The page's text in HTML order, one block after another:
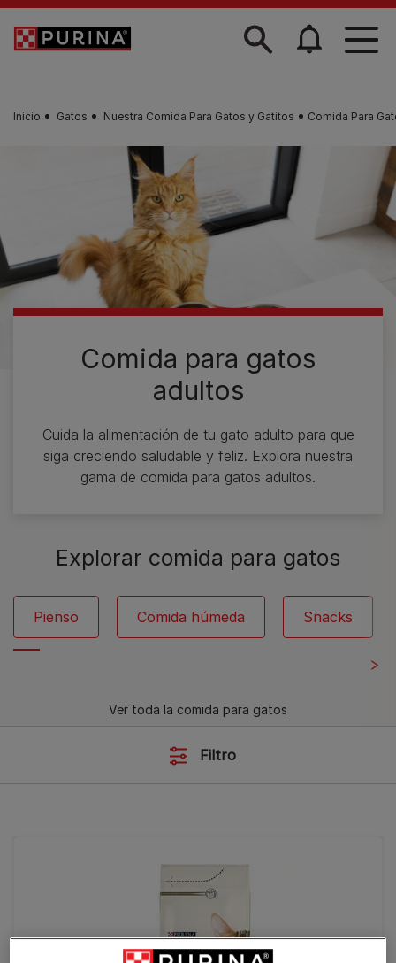
Skip to main content
Inicio Gatos Nuestra Comida Para Gatos y Gatitos Comida Para
Comida para gatos
adultos
Cuida la alimentación de tu gato adulto para que
siga creciendo saludable y feliz. Explora nuestra
gama de comida para gatos adultos.
Explorar comida para gatos
Pienso Comida húmeda Snacks
Ver toda la comida para gatos
Filtro